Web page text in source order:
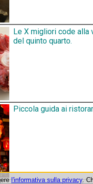
Le X migliori code alla
del quinto quarto.
Piccola guida ai
l'informativa sulla privacy.